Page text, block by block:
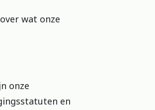
wat onze
onze
en